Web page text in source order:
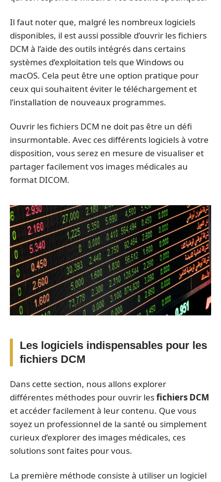
Il faut noter que, malgré les nombreux logiciels
disponibles, il est aussi possible d’ouvrir les fichiers
DCM à l’aide des outils intégrés dans certains
systèmes d’exploitation tels que Windows ou
macOS. Cela peut être une option pratique pour
ceux qui souhaitent éviter le téléchargement et
l’installation de nouveaux programmes.
Ouvrir les fichiers DCM ne doit pas être un défi
insurmontable. Avec ces différents logiciels à votre
disposition, vous serez en mesure de visualiser et
partager facilement vos images médicales au
format DICOM.
Les logiciels indispensables pour les
fichiers DCM
Dans cette section, nous allons explorer
différentes méthodes pour ouvrir lesfichiers DCM
et accéder facilement à leur contenu. Que vous
soyez un professionnel de la santé ou simplement
curieux d’explorer des images médicales, ces
solutions sont faites pour vous.
La première méthode consiste à utiliser un logiciel